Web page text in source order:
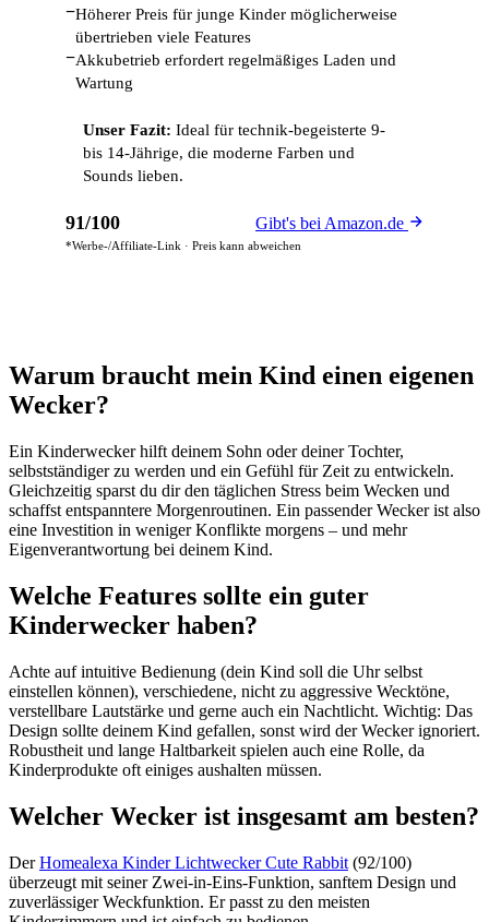
−Höherer Preis für junge Kinder möglicherweise
übertrieben viele Features
−Akkubetrieb erfordert regelmäßiges Laden und
Wartung
Unser Fazit: Ideal für technik-begeisterte 9-
bis 14-Jährige, die moderne Farben und
Sounds lieben.
91/100 Gibt's bei Amazon.de
*Werbe-/Affiliate-Link · Preis kann abweichen
Warum braucht mein Kind einen eigenen
Wecker?
Ein Kinderwecker hilft deinem Sohn oder deiner Tochter,
selbstständiger zu werden und ein Gefühl für Zeit zu entwickeln.
Gleichzeitig sparst du dir den täglichen Stress beim Wecken und
schaffst entspanntere Morgenroutinen. Ein passender Wecker ist also
eine Investition in weniger Konflikte morgens – und mehr
Eigenverantwortung bei deinem Kind.
Welche Features sollte ein guter
Kinderwecker haben?
Achte auf intuitive Bedienung (dein Kind soll die Uhr selbst
einstellen können), verschiedene, nicht zu aggressive Wecktöne,
verstellbare Lautstärke und gerne auch ein Nachtlicht. Wichtig: Das
Design sollte deinem Kind gefallen, sonst wird der Wecker ignoriert.
Robustheit und lange Haltbarkeit spielen auch eine Rolle, da
Kinderprodukte oft einiges aushalten müssen.
Welcher Wecker ist insgesamt am besten?
DerHomealexa Kinder Lichtwecker Cute Rabbit (92/100)
überzeugt mit seiner Zwei-in-Eins-Funktion, sanftem Design und
zuverlässiger Weckfunktion. Er passt zu den meisten